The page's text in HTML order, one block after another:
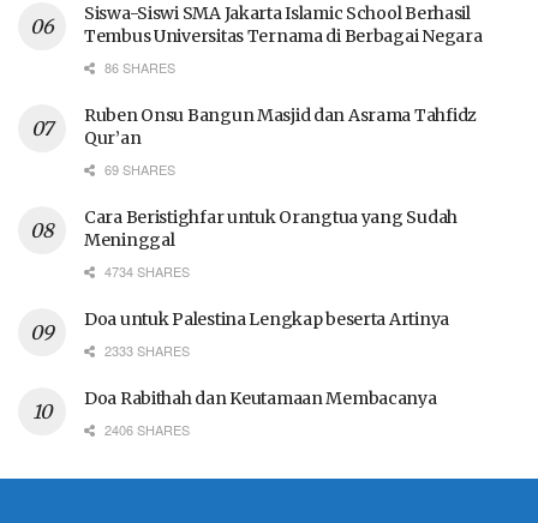
Siswa-Siswi SMA Jakarta Islamic School Berhasil
Tembus Universitas Ternama di Berbagai Negara
86 SHARES
Ruben Onsu Bangun Masjid dan Asrama Tahfidz
Qur’an
69 SHARES
Cara Beristighfar untuk Orangtua yang Sudah
Meninggal
4734 SHARES
Doa untuk Palestina Lengkap beserta Artinya
2333 SHARES
Doa Rabithah dan Keutamaan Membacanya
2406 SHARES